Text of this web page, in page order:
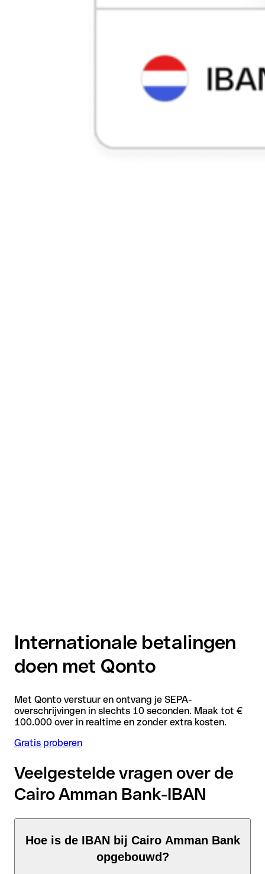
Internationale betalingen
doen met Qonto
Met Qonto verstuur en ontvang je SEPA-
overschrijvingen in slechts 10 seconden. Maak tot €
100.000 over in realtime en zonder extra kosten.
Gratis proberen
Veelgestelde vragen over de
Cairo Amman Bank-IBAN
Hoe is de IBAN bij Cairo Amman Bank
opgebouwd?